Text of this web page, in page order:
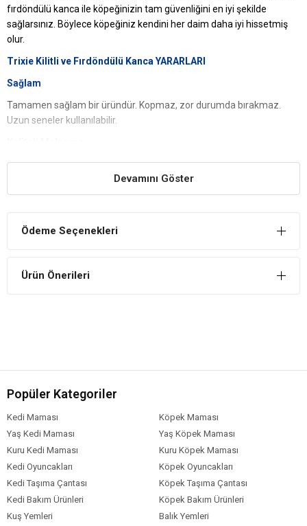
fırdöndülü kanca ile köpeğinizin tam güvenliğini en iyi şekilde
sağlarsınız. Böylece köpeğiniz kendini her daim daha iyi hissetmiş
olur.
Trixie Kilitli ve Fırdöndülü Kanca YARARLARI
Sağlam
Tamamen sağlam bir üründür. Kopmaz, zor durumda bırakmaz.
Uzun seneler kullanılabilir.
Kaliteli malzemelerden üretildiği için konforlu bir kullanım sunar. Bu
üründe kullanılan malzemelerin her biri özenle seçilmiştir.
Paslanmaz bir malzemeden üretilmiştir. Sorunsuz bir kullanım
imkanı tanır. Köpeğiniz ve siz paslanma durumuyla asla
Devamını Göster
Ödeme Seçenekleri
Ürün Önerileri
Popüler Kategoriler
Kedi Maması
Köpek Maması
Yaş Kedi Maması
Yaş Köpek Maması
Kuru Kedi Maması
Kuru Köpek Maması
Kedi Oyuncakları
Köpek Oyuncakları
Kedi Taşıma Çantası
Köpek Taşıma Çantası
Kedi Bakım Ürünleri
Köpek Bakım Ürünleri
Kuş Yemleri
Balık Yemleri